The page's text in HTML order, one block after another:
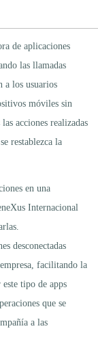
de aplicaciones
las llamadas
a los usuarios
móviles sin
acciones realizadas
restablezca la
en una
Internacional
desconectadas
facilitando la
tipo de apps
que se
a las